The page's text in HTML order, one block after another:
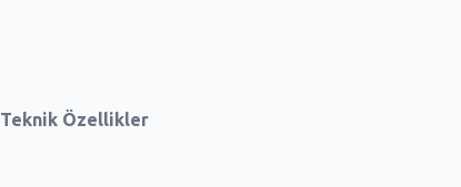
Teknik Özellikler